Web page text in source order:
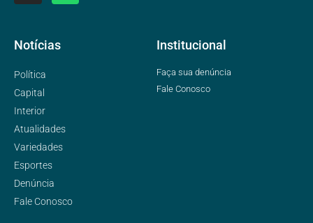
Notícias
Política
Capital
Interior
Atualidades
Variedades
Esportes
Denúncia
Fale Conosco
Institucional
Faça sua denúncia
Fale Conosco